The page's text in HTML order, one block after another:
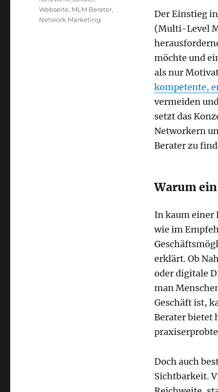
Der Einstieg
(Multi-Level
möchte und
als nur
kompetente,
vermeiden
setzt das
Networkern
Berater zu
Warum
In kaum einer
wie im
erklärt. Ob
oder digitale
man
Geschäft ist,
Berater bietet
Doch auch
Sichtbarkeit.
Webseite, MLM Berater,
Network Marketing